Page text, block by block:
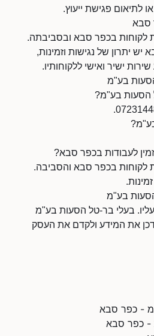
פגישת ייעוץ.
סבא
בכפר סבא ובסביבתה.
יתרון של נגישות וזמינות,
ישיר ואישי ללקוחותיו.
בע"מ
הסעות בע"מ?
לעבודות בכפר סבא?
בכפר סבא והסביבה.
בע"מ
בעלי בר-טל הסעות בע"מ
את המידע ולקדם את העסק
- כפר סבא
- כפר סבא